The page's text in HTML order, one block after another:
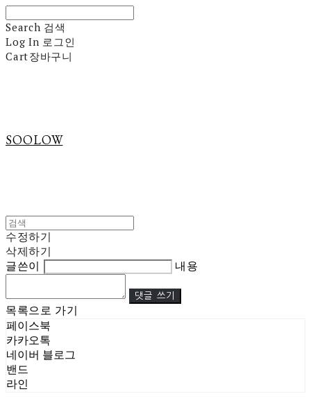
Search 검색
Log In 로그인
Cart장바구니
SOOLOW
수정하기
삭제하기
글쓴이
내용
댓글 쓰기
목록으로 가기
페이스북
카카오톡
네이버 블로그
밴드
라인